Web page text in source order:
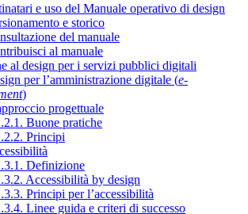
e uso del Manuale operativo di design
e storico
del manuale
al manuale
al design per i servizi pubblici digitali
per l’amministrazione digitale (e-
)
progettuale
Buone pratiche
Principi
Definizione
Accessibilità by design
Principi per l’accessibilità
Linee guida e criteri di successo